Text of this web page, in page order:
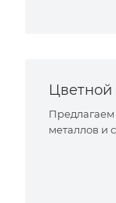
Цветной
Предлагаем
металлов и